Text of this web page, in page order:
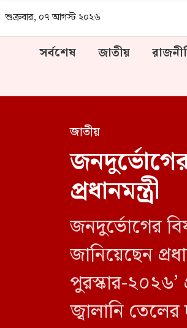
শুক্রবার, ০৭ আগস্ট ২০২৬
সর্বশেষ জাতীয়
জাতীয়
প্রধানমন্ত্রী
জনদুর্ভোগের
জানিয়েছেন
পুরস্কার-২০২৬’
জ্বালানি